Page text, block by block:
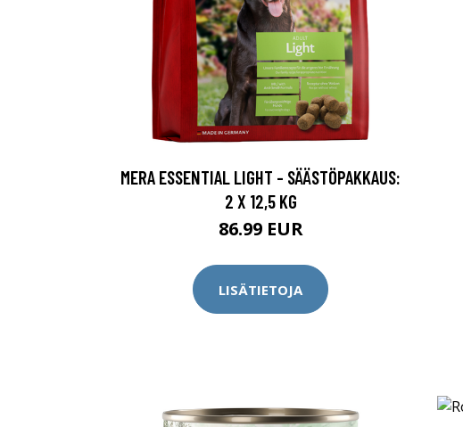
MERA ESSENTIAL LIGHT - SÄÄSTÖPAKKAUS:
2 X 12,5 KG
86.99 EUR
LISÄTIETOJA